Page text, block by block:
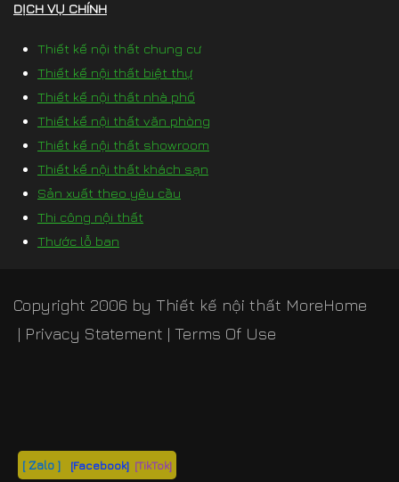
[ Zalo ] [Facebook] [TikTok]
DỊCH VỤ CHÍNH
Thiết kế nội thất chung cư
Thiết kế nội thất biệt thự
Thiết kế nội thất nhà phố
Thiết kế nội thất văn phòng
Thiết kế nội thất showroom
Thiết kế nội thất khách sạn
Sản xuất theo yêu cầu
Thi công nội thất
Thước lỗ ban
Copyright 2006 by Thiết kế nội thất MoreHome
| Privacy Statement | Terms Of Use